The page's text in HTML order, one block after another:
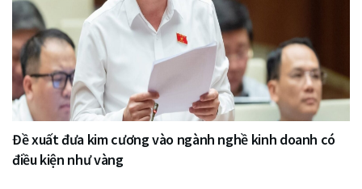
Đề xuất đưa kim cương vào ngành nghề kinh doanh có
điều kiện như vàng